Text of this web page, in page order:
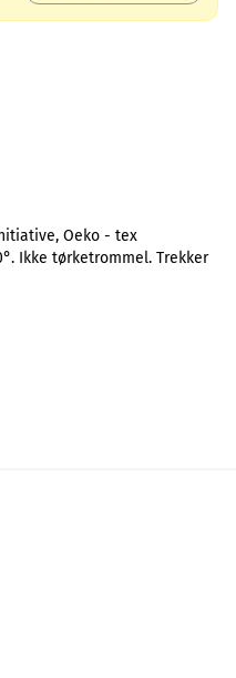
Oeko - tex
Ikke tørketrommel. Trekker